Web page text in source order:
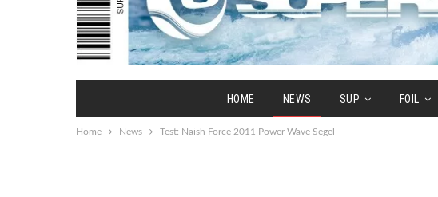
HOME NEWS SUP FOIL
Home News Test: Naish Force 2011 Power Wave Segel